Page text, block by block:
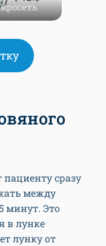
сразу
между
минут. Это
в лунке
лунку от